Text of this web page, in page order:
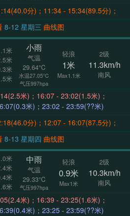
分)；11:34 - 15:34(89.5分)；
8-12 星期三 曲线图
米
米
米
米
小雨
气温
29.64°C
水温27.05°C
气压997hpa
轻浪
1米
Max1.1米
2级
11.3km/h
南风
- 09:14(2.5米)；16:07 - 23:02(1.5米)；
- 16:07(0.3米)；23:02 - 23:59(??米)
分)；12:07 - 16:07(87.5分)；
8-13 星期四 曲线图
米
米
米
米
中雨
气温
29.33°C
气压997hpa
轻浪
0.9米
Max1米
2级
10.3km/h
南风
- 10:05(2.4米)；16:39 - 23:25(1.6米)；
- 16:39(0.4米)；23:25 - 23:59(??米)